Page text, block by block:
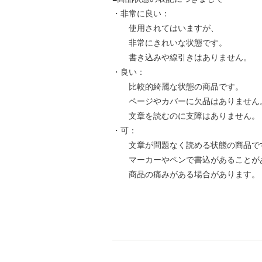
・非常に良い：
使用されてはいますが、
非常にきれいな状態です。
書き込みや線引きはありません。
・良い：
比較的綺麗な状態の商品です。
ページやカバーに欠品はありません
文章を読むのに支障はありません。
・可：
文章が問題なく読める状態の商品で
マーカーやペンで書込があることが
商品の痛みがある場合があります。